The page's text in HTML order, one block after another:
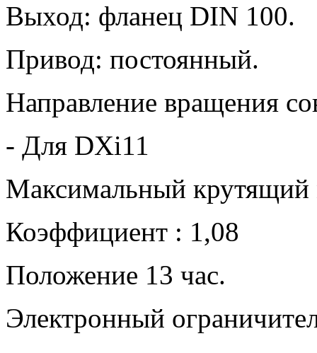
Выход: фланец DIN 100.
Привод: постоянный.
Направление вращения
- Для DXi11
Максимальный
Коэффициент : 1,08
Положение 13 час.
Электронный